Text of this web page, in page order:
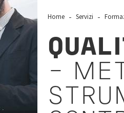
Home Servizi
-